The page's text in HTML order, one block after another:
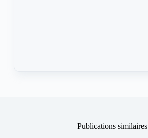
Publications similaires